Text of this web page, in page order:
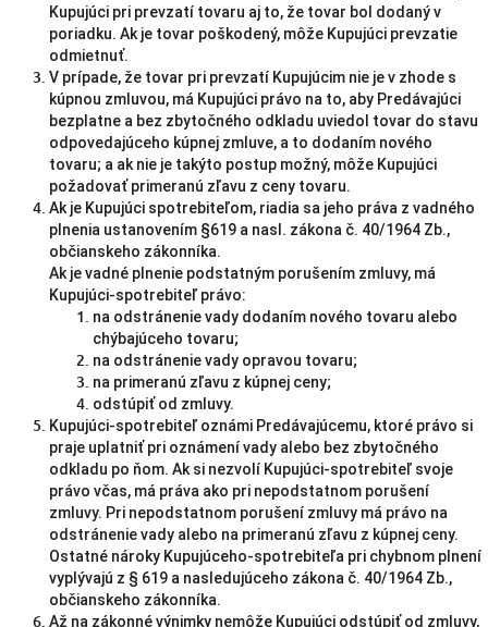
Kupujúci pri prevzatí tovaru aj to, že tovar bol dodaný v
poriadku. Ak je tovar poškodený, môže Kupujúci prevzatie
odmietnuť.
V prípade, že tovar pri prevzatí Kupujúcim nie je v zhode s
kúpnou zmluvou, má Kupujúci právo na to, aby Predávajúci
bezplatne a bez zbytočného odkladu uviedol tovar do stavu
odpovedajúceho kúpnej zmluve, a to dodaním nového
tovaru; a ak nie je takýto postup možný, môže Kupujúci
požadovať primeranú zľavu z ceny tovaru.
Ak je Kupujúci spotrebiteľom, riadia sa jeho práva z vadného
plnenia ustanovením §619 a nasl. zákona č. 40/1964 Zb.,
občianskeho zákonníka.
Ak je vadné plnenie podstatným porušením zmluvy, má
Kupujúci-spotrebiteľ právo:
na odstránenie vady dodaním nového tovaru alebo
chýbajúceho tovaru;
na odstránenie vady opravou tovaru;
na primeranú zľavu z kúpnej ceny;
odstúpiť od zmluvy.
Kupujúci-spotrebiteľ oznámi Predávajúcemu, ktoré právo si
praje uplatniť pri oznámení vady alebo bez zbytočného
odkladu po ňom. Ak si nezvolí Kupujúci-spotrebiteľ svoje
právo včas, má práva ako pri nepodstatnom porušení
zmluvy. Pri nepodstatnom porušení zmluvy má právo na
odstránenie vady alebo na primeranú zľavu z kúpnej ceny.
Ostatné nároky Kupujúceho-spotrebiteľa pri chybnom plnení
vyplývajú z § 619 a nasledujúceho zákona č. 40/1964 Zb.,
občianskeho zákonníka.
Až na zákonné výnimky nemôže Kupujúci odstúpiť od zmluvy,